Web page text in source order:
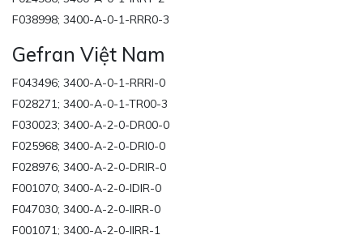
F038998; 3400-A-0-1-RRR0-3
Gefran Việt Nam
F043496; 3400-A-0-1-RRRI-0
F028271; 3400-A-0-1-TR00-3
F030023; 3400-A-2-0-DR00-0
F025968; 3400-A-2-0-DRI0-0
F028976; 3400-A-2-0-DRIR-0
F001070; 3400-A-2-0-IDIR-0
F047030; 3400-A-2-0-IIRR-0
F001071; 3400-A-2-0-IIRR-1